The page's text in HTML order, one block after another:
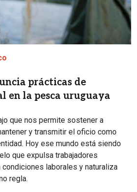
prácticas de
en la pesca uruguaya
que nos permite sostener a
y transmitir el oficio como
Hoy ese mundo está siendo
que expulsa trabajadores
condiciones laborales y naturaliza
regla.